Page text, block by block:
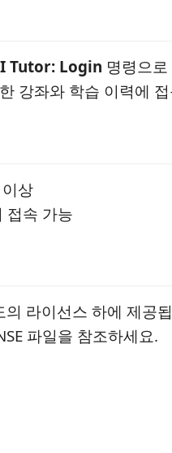
Tutor: Login 명령으
강좌와 학습 이력에
상
접속 가능
라이선스 하에 제공
파일을 참조하세요.